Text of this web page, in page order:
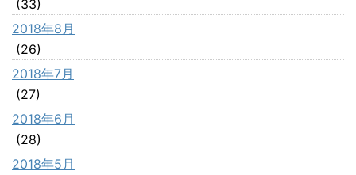
(33)
2018年8月
(26)
2018年7月
(27)
2018年6月
(28)
2018年5月